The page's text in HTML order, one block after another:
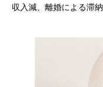
収入減、離婚による滞納